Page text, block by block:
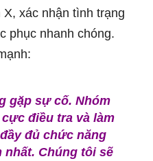
xác nhận tình trạng
phục nhanh chóng.
gặp sự cố. Nhóm
điều tra và làm
đủ chức năng
Chúng tôi sẽ